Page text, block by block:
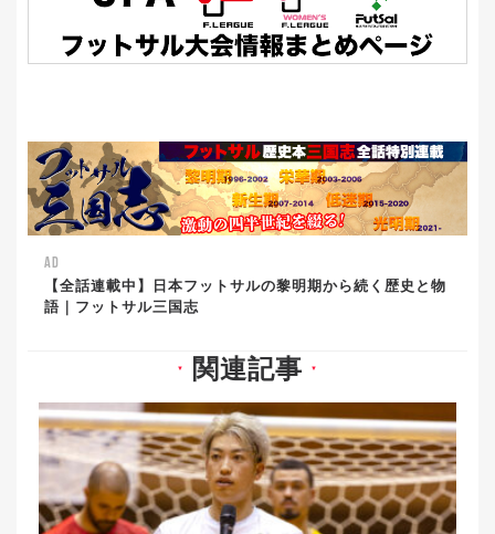
AD
【全話連載中】日本フットサルの黎明期から続く歴史と物
語｜フットサル三国志
▼ 関連記事 ▼